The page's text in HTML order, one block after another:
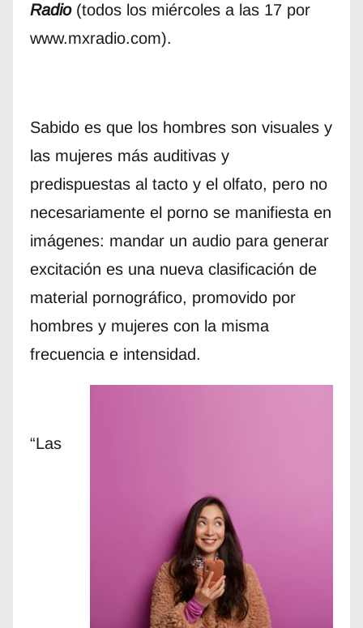
Radio(todos los miércoles a las 17 por
www.mxradio.com).
Sabido es que los hombres son visuales y
las mujeres más auditivas y
predispuestas al tacto y el olfato, pero no
necesariamente el porno se manifiesta en
imágenes: mandar un audio para generar
excitación es una nueva clasificación de
material pornográfico, promovido por
hombres y mujeres con la misma
frecuencia e intensidad.
“Las